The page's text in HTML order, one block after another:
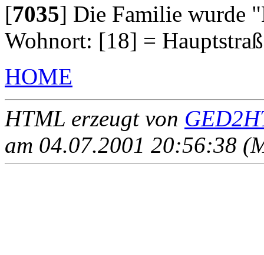
[7035] Die Familie wurde
Wohnort: [18] =
HOME
HTML erzeugt von
am 04.07.2001 20:56:38